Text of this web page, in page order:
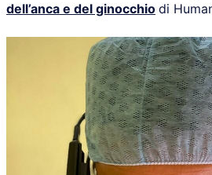
dell’anca e del ginocchio di